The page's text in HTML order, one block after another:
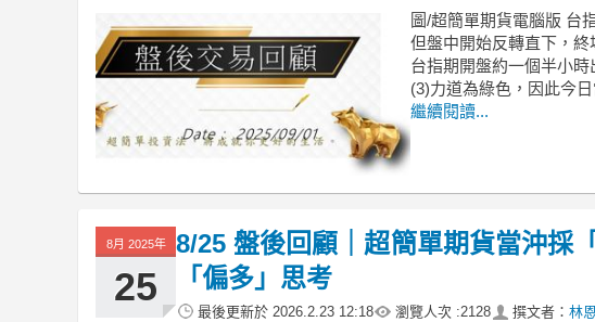
圖/超簡單期貨電腦版 台
但盤中開始反轉直下，終
台指期開盤約一個半小
(3)力道為綠色，因此今
繼續閱讀...
8月 2025年
25
8/25 盤後回顧｜超簡單期貨當沖採
「偏多」思考
最後更新於 2026.2.23 12:18 瀏覽人次 :2128 撰文者： 林